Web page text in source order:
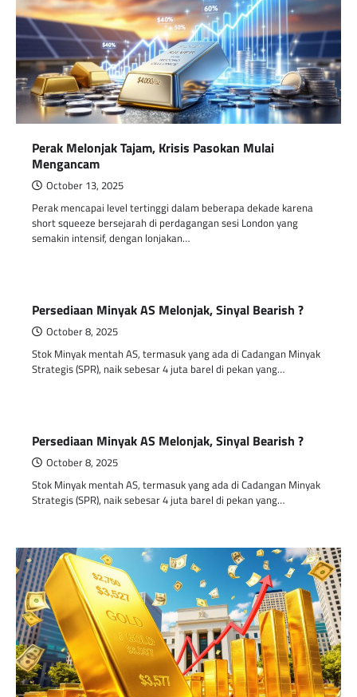
Perak Melonjak Tajam, Krisis Pasokan Mulai
Mengancam
October 13, 2025
Perak mencapai level tertinggi dalam beberapa dekade karena
short squeeze bersejarah di perdagangan sesi London yang
semakin intensif, dengan lonjakan…
Persediaan Minyak AS Melonjak, Sinyal Bearish ?
October 8, 2025
Stok Minyak mentah AS, termasuk yang ada di Cadangan Minyak
Strategis (SPR), naik sebesar 4 juta barel di pekan yang…
Persediaan Minyak AS Melonjak, Sinyal Bearish ?
October 8, 2025
Stok Minyak mentah AS, termasuk yang ada di Cadangan Minyak
Strategis (SPR), naik sebesar 4 juta barel di pekan yang…